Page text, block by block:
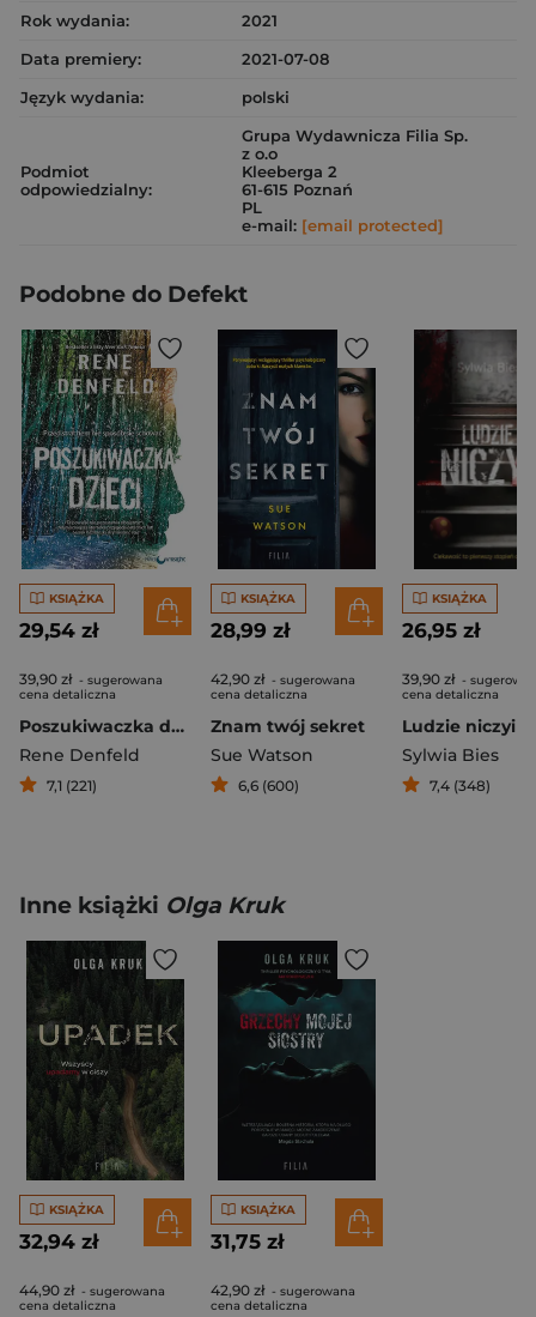
Rok wydania:
2021
Data premiery:
2021-07-08
Język wydania:
polski
Podmiot
odpowiedzialny:
Grupa Wydawnicza Filia Sp.
z o.o
Kleeberga 2
61-615 Poznań
PL
e-mail: [email protected]
Podobne do Defekt
KSIĄŻKA
29,54 zł
39,90 zł - sugerowana
cena detaliczna
Poszukiwaczka dzieci
Rene Denfeld
7,1 (221)
KSIĄŻKA
28,99 zł
42,90 zł - sugerowana
cena detaliczna
Znam twój sekret
Sue Watson
6,6 (600)
KSIĄŻKA
26,95 zł
39,90 zł -
cena detaliczna
Ludzie niczyi
Sylwia Bies
7,4 (348)
Inne książki Olga Kruk
KSIĄŻKA
32,94 zł
44,90 zł - sugerowana
cena detaliczna
KSIĄŻKA
31,75 zł
42,90 zł - sugerowana
cena detaliczna